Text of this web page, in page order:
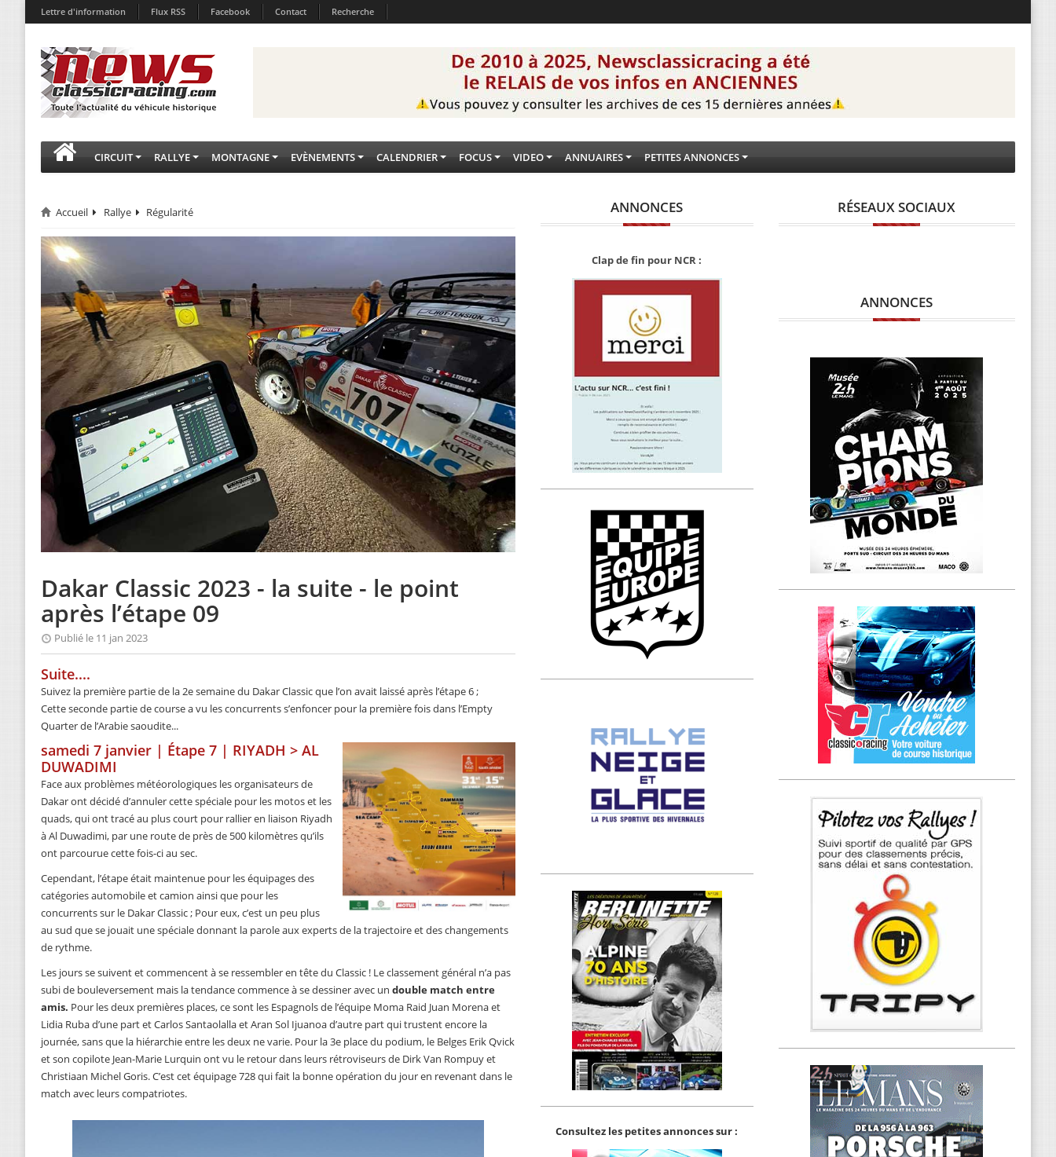
Lettre d'information Flux RSS Facebook Contact Recherche
CIRCUIT RALLYE MONTAGNE EVÈNEMENTS CALENDRIER FOCUS VIDEO ANNUAIRES PETITES ANNONCES
Accueil Rallye Régularité
Dakar Classic 2023 - la suite - le point
après l’étape 09
Publié le 11 jan 2023
Suite....
Suivez la première partie de la 2e semaine du Dakar Classic que l’on avait laissé après l’étape 6 ;
Cette seconde partie de course a vu les concurrents s’enfoncer pour la première fois dans l’Empty
Quarter de l’Arabie saoudite...
samedi 7 janvier | Étape 7 | RIYADH > AL
DUWADIMI
Face aux problèmes météorologiques les organisateurs de
Dakar ont décidé d’annuler cette spéciale pour les motos et les
quads, qui ont tracé au plus court pour rallier en liaison Riyadh
à Al Duwadimi, par une route de près de 500 kilomètres qu’ils
ont parcourue cette fois-ci au sec.
Cependant, l’étape était maintenue pour les équipages des
catégories automobile et camion ainsi que pour les
concurrents sur le Dakar Classic ; Pour eux, c’est un peu plus
au sud que se jouait une spéciale donnant la parole aux experts de la trajectoire et des changements
de rythme.
Les jours se suivent et commencent à se ressembler en tête du Classic ! Le classement général n’a pas
subi de bouleversement mais la tendance commence à se dessiner avec un double match entre
amis. Pour les deux premières places, ce sont les Espagnols de l’équipe Moma Raid Juan Morena et
Lidia Ruba d’une part et Carlos Santaolalla et Aran Sol Ijuanoa d’autre part qui trustent encore la
journée, sans que la hiérarchie entre les deux ne varie. Pour la 3e place du podium, le Belges Erik Qvick
et son copilote Jean-Marie Lurquin ont vu le retour dans leurs rétroviseurs de Dirk Van Rompuy et
Christiaan Michel Goris. C’est cet équipage 728 qui fait la bonne opération du jour en revenant dans le
match avec leurs compatriotes.
ANNONCES
Clap de fin pour NCR :
Consultez les petites annonces sur :
RÉSEAUX SOCIAUX
ANNONCES